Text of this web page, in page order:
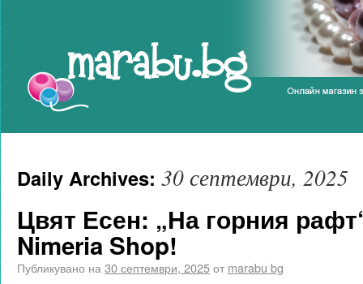
Daily Archives: 30 септември, 2025
Цвят Есен: „На горния
Nimeria Shop!
Публикувано на 30 септември, 2025от marabu bg